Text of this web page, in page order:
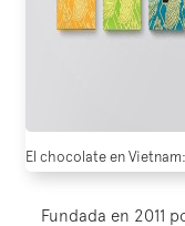
El chocolate en
Fundada en 2011